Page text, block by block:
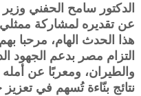
الدكتور سامح الحفني
عن تقديره لمشاركة
هذا الحدث الهام، مرحبا
التزام مصر بدعم الجهود
والطيران، ومعربًا عن
نتائج بنّاءة تُسهم في